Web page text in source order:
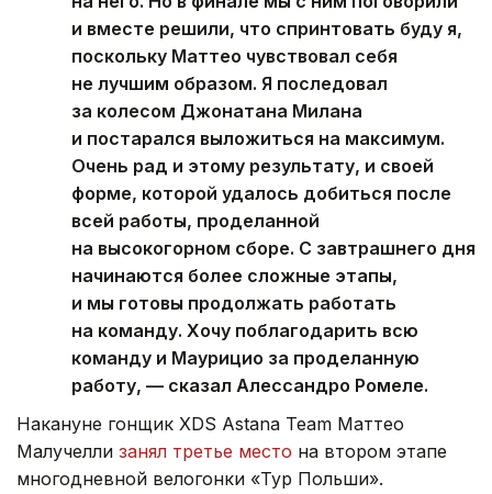
и вместе решили, что спринтовать буду я,
поскольку Маттео чувствовал себя
не лучшим образом. Я последовал
за колесом Джонатана Милана
и постарался выложиться на максимум.
Очень рад и этому результату, и своей
форме, которой удалось добиться после
всей работы, проделанной
на высокогорном сборе. С завтрашнего дня
начинаются более сложные этапы,
и мы готовы продолжать работать
на команду. Хочу поблагодарить всю
команду и Маурицио за проделанную
работу, — сказал Алессандро Ромеле.
Накануне гонщик XDS Astana Team Маттео
Малучелли занял третье место на втором этапе
многодневной велогонки «Тур Польши».